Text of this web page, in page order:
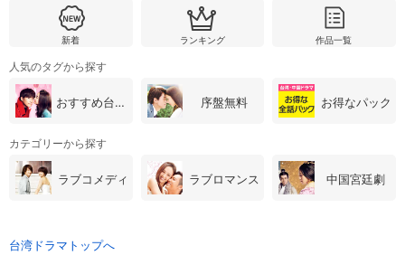
新着 ランキング 作品一覧
人気のタグから探す
おすすめ台湾・中国ドラマ 序盤無料 お得なパック
カテゴリーから探す
ラブコメディ ラブロマンス 中国宮廷劇
台湾ドラマトップへ